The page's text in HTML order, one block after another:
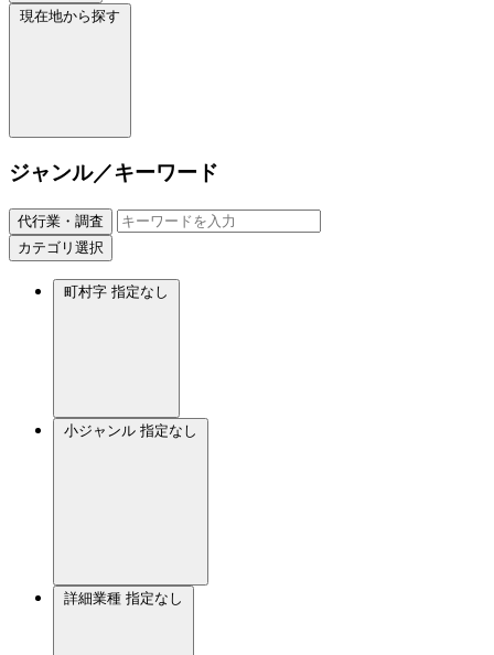
現在地から探す
ジャンル／キーワード
代行業・調査
カテゴリ選択
町村字 指定なし
小ジャンル 指定なし
詳細業種 指定なし